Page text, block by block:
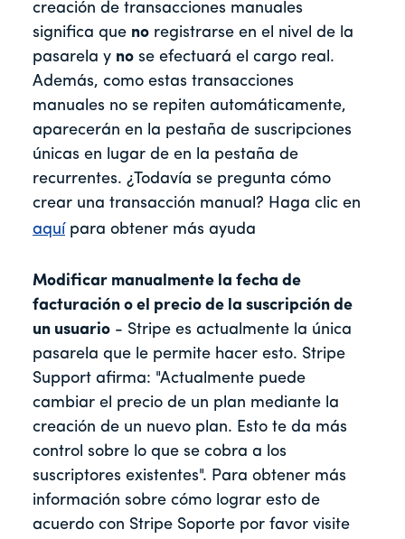
creación de transacciones manuales
significa que no registrarse en el nivel de la
pasarela y no se efectuará el cargo real.
Además, como estas transacciones
manuales no se repiten automáticamente,
aparecerán en la pestaña de suscripciones
únicas en lugar de en la pestaña de
recurrentes. ¿Todavía se pregunta cómo
crear una transacción manual? Haga clic en
aquí para obtener más ayuda
Modificar manualmente la fecha de
facturación o el precio de la suscripción de
un usuario - Stripe es actualmente la única
pasarela que le permite hacer esto. Stripe
Support afirma: "Actualmente puede
cambiar el precio de un plan mediante la
creación de un nuevo plan. Esto te da más
control sobre lo que se cobra a los
suscriptores existentes". Para obtener más
información sobre cómo lograr esto de
acuerdo con Stripe Soporte por favor visite